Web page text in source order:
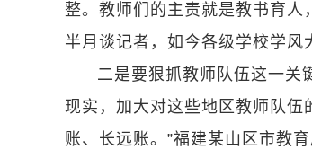
整。教师们的主责就是教书育人
半月谈记者，如今各级学校学风
二是要狠抓教师队伍这一关
现实，加大对这些地区教师队伍
账、长远账。”福建某山区市教育